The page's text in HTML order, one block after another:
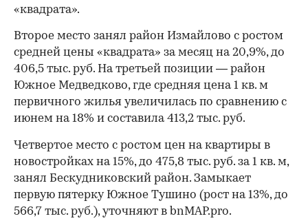
«квадрата».
Второе место занял район Измайлово с ростом
средней цены «квадрата» за месяц на 20,9%, до
406,5 тыс. руб. На третьей позиции — район
Южное Медведково, где средняя цена 1 кв. м
первичного жилья увеличилась по сравнению с
июнем на 18% и составила 413,2 тыс. руб.
Четвертое место с ростом цен на квартиры в
новостройках на 15%, до 475,8 тыс. руб. за 1 кв. м,
занял Бескудниковский район. Замыкает
первую пятерку Южное Тушино (рост на 13%, до
566,7 тыс. руб.), уточняют в bnMAP.pro.